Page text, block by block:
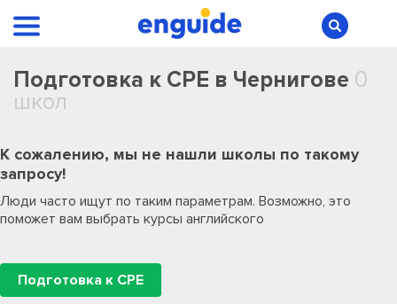
Подготовка к CPE в Чернигове 0
школ
К сожалению, мы не нашли школы по такому
запросу!
Люди часто ищут по таким параметрам. Возможно, это
поможет вам выбрать курсы английского
Подготовка к CPE